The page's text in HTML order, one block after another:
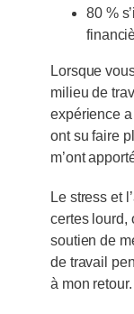
80 %
Lorsque
milieu de
expérience
ont su faire
m’ont
Le stress et
certes lourd,
soutien de
de travail
à mon retour.